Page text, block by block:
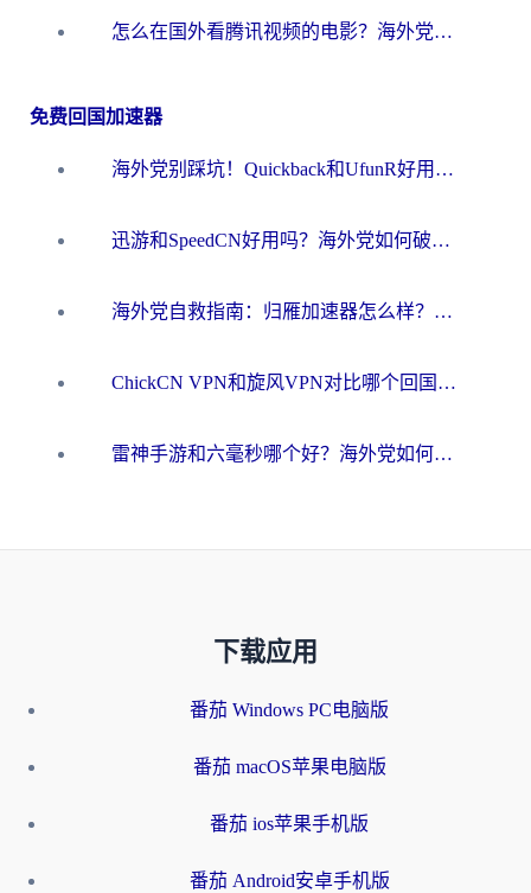
怎么在国外看腾讯视频的电影？海外党亲测有效的回国加速指南
免费回国加速器
海外党别踩坑！Quickback和UfunR好用吗？选对回国加速器才能无缝刷国内资源
迅游和SpeedCN好用吗？海外党如何破解那道看不见的墙
海外党自救指南：归雁加速器怎么样？教你避开坑实现国内资源无缝访问
ChickCN VPN和旋风VPN对比哪个回国效果更好？海外用户的选择困境与出路
雷神手游和六毫秒哪个好？海外党如何真正解锁国内资源
下载应用
番茄 Windows PC电脑版
番茄 macOS苹果电脑版
番茄 ios苹果手机版
番茄 Android安卓手机版